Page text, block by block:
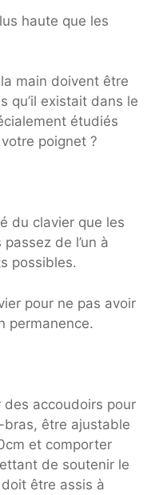
haute que les
main doivent être
qu’il existait dans le
étudiés
poignet ?
du clavier que les
de l’un à
possibles.
pour ne pas avoir
permanence.
accoudoirs pour
bras, être ajustable
et comporter
de soutenir le
être assis à